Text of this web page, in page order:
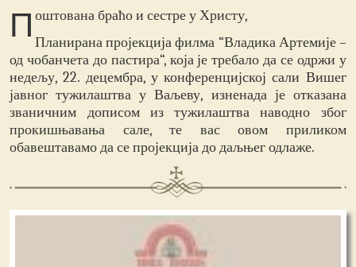
П оштована браћо и сестре у Христу,
Планирана пројекција филма “Владика Артемије –
од чобанчета до пастира“, која је требало да се одржи у
недељу, 22. децембра, у конференцијској сали Вишег
јавног тужилаштва у Ваљеву, изненада је отказана
званичним дописом из тужилаштва наводно због
прокишњавања сале, те вас овом приликом
обавештавамо да се пројекција до даљњег одлаже.